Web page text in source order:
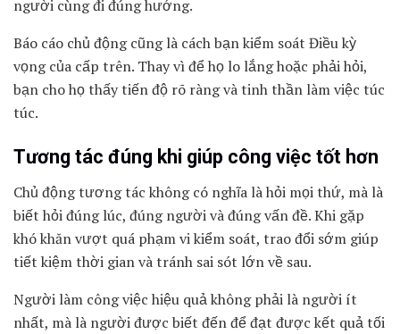
người cùng đi đúng hướng.
Báo cáo chủ động cũng là cách bạn kiểm soát Điều kỳ
vọng của cấp trên. Thay vì để họ lo lắng hoặc phải hỏi,
bạn cho họ thấy tiến độ rõ ràng và tinh thần làm việc túc
túc.
Tương tác đúng khi giúp công việc tốt hơn
Chủ động tương tác không có nghĩa là hỏi mọi thứ, mà là
biết hỏi đúng lúc, đúng người và đúng vấn đề. Khi gặp
khó khăn vượt quá phạm vi kiểm soát, trao đổi sớm giúp
tiết kiệm thời gian và tránh sai sót lớn về sau.
Người làm công việc hiệu quả không phải là người ít
nhất, mà là người được biết đến để đạt được kết quả tối